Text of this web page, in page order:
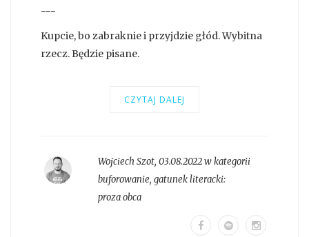
---
Kupcie, bo zabraknie i przyjdzie głód. Wybitna
rzecz. Będzie pisane.
CZYTAJ DALEJ
Wojciech Szot, 03.08.2022 w kategorii
buforowanie, gatunek literacki:
proza obca